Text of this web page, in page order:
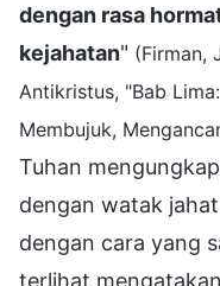
dengan rasa
kejahatan" (Firman,
Antikristus, "Bab
Membujuk,
Tuhan
dengan watak
dengan cara yang
terlihat